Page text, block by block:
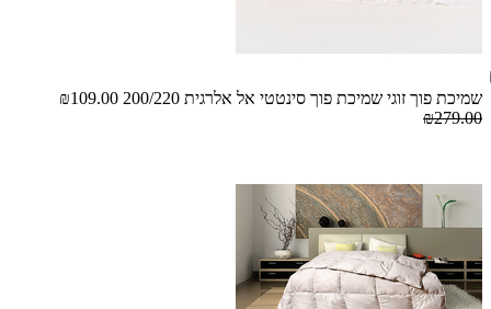
שמיכת פוך זוגי שמיכת פוך סינטטי אל אלרגית 200/220
₪109.00
₪279.00